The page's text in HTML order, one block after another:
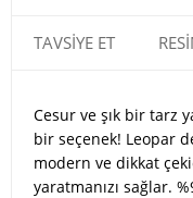
TAVSIYE ET
Cesur ve şık bir tarz
bir seçenek! Leopar
modern ve dikkat
yaratmanızı sağlar.